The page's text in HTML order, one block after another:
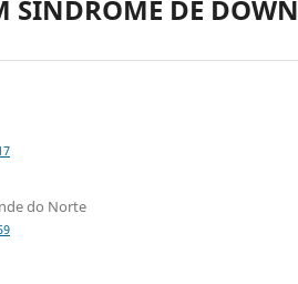
SÍNDROME DE DOWN
do Norte